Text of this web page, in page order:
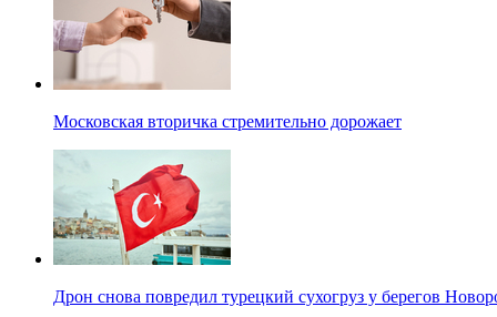
Московская вторичка стремительно дорожает
Дрон снова повредил турецкий сухогруз у берегов